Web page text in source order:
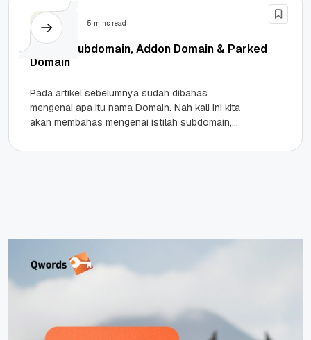
Domain 5 mins read
Apa Itu Subdomain, Addon Domain & Parked
Domain
Pada artikel sebelumnya sudah dibahas
mengenai apa itu nama Domain. Nah kali ini kita
akan membahas mengenai istilah subdomain,
istilah...